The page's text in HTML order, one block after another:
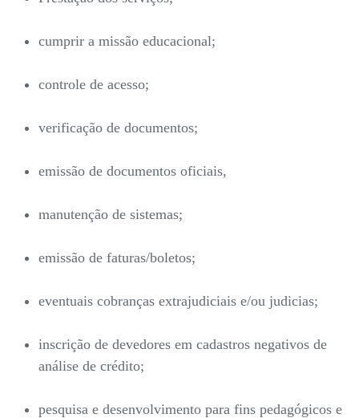
cumprir a missão educacional;
controle de acesso;
verificação de documentos;
emissão de documentos oficiais,
manutenção de sistemas;
emissão de faturas/boletos;
eventuais cobranças extrajudiciais e/ou judicias;
inscrição de devedores em cadastros negativos de
análise de crédito;
pesquisa e desenvolvimento para fins pedagógicos e